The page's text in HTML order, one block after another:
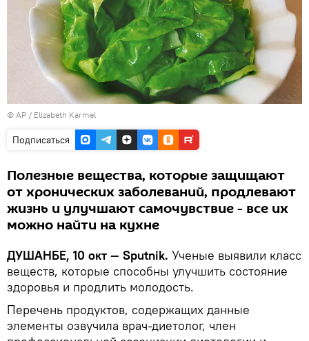
© AP / Elizabeth Karmel
Подписаться
Полезные вещества, которые защищают
от хронических заболеваний, продлевают
жизнь и улучшают самочувствие - все их
можно найти на кухне
ДУШАНБЕ, 10 окт — Sputnik. Ученые выявили класс
веществ, которые способны улучшить состояние
здоровья и продлить молодость.
Перечень продуктов, содержащих данные
элементы озвучила врач-диетолог, член